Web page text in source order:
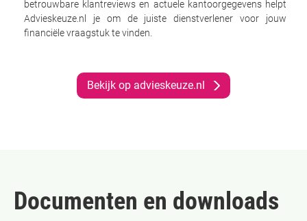
betrouwbare klantreviews en actuele kantoorgegevens helpt
Advieskeuze.nl je om de juiste dienstverlener voor jouw
financiële vraagstuk te vinden.
Bekijk op advieskeuze.nl
Documenten en downloads